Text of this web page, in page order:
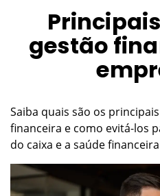
gestão
Saiba quais são os
financeira e como evitá-los
do caixa e a saúde